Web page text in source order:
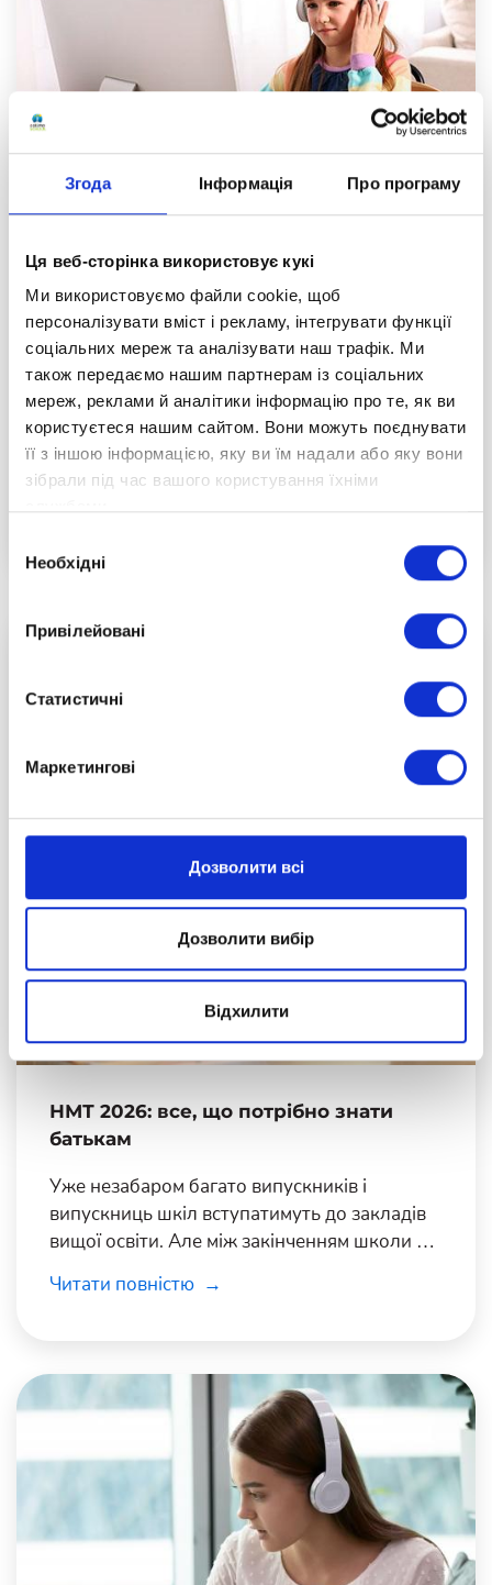
Згода Інформація Про програму
Ця веб-сторінка використовує кукі
Ми використовуємо файли cookie, щоб
персоналізувати вміст і рекламу, інтегрувати функції
соціальних мереж та аналізувати наш трафік. Ми
також передаємо нашим партнерам із соціальних
мереж, реклами й аналітики інформацію про те, як ви
користуєтеся нашим сайтом. Вони можуть поєднувати
її з іншою інформацією, яку ви їм надали або яку вони
зібрали під час вашого користування їхніми
згоди
Необхідні
Привілейовані
Статистичні
Маркетингові
Дозволити всі
Дозволити вибір
Відхилити
Понад 3000 учнів отримали
безоплатний доступ до матеріалів
дистанційної школи «Оптіма»!
Перший етап програми «Відновлення
навчальних втрат», реалізований фондом
«За майбутнє дітей» за підтримки грантової
Читати повністю
НМТ 2026: все, що потрібно знати
батькам
Уже незабаром багато випускників і
випускниць шкіл вступатимуть до закладів
вищої освіти. Але між закінченням школи та
один найважливіший етап – вступні іспити,
Читати повністю